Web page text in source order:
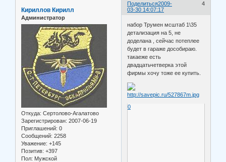
Поделиться 4
2009-
03-30 14:07:17
Кириллов Кирилл
Администратор
Откуда: Сертолово-Агалатово
Зарегистрирован: 2007-06-19
Приглашений: 0
Сообщений: 2258
Уважение: +145
Позитив: +397
Пол: Мужской
набор Трумен мсштаб 1\35
детализация на 5, не
доделана , сейчас потеплее
будет в гараже дособираю.
такаеже есть
двадцатьчетверка этой
фирмы хочу тоже ее купить.
0